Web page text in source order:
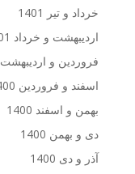
خرداد و تیر 1401
اردیبهشت و خرداد 1401
فروردین و اردیبهشت 1401
اسفند و فروردین 1400
بهمن و اسفند 1400
دی و بهمن 1400
آذر و دی 1400